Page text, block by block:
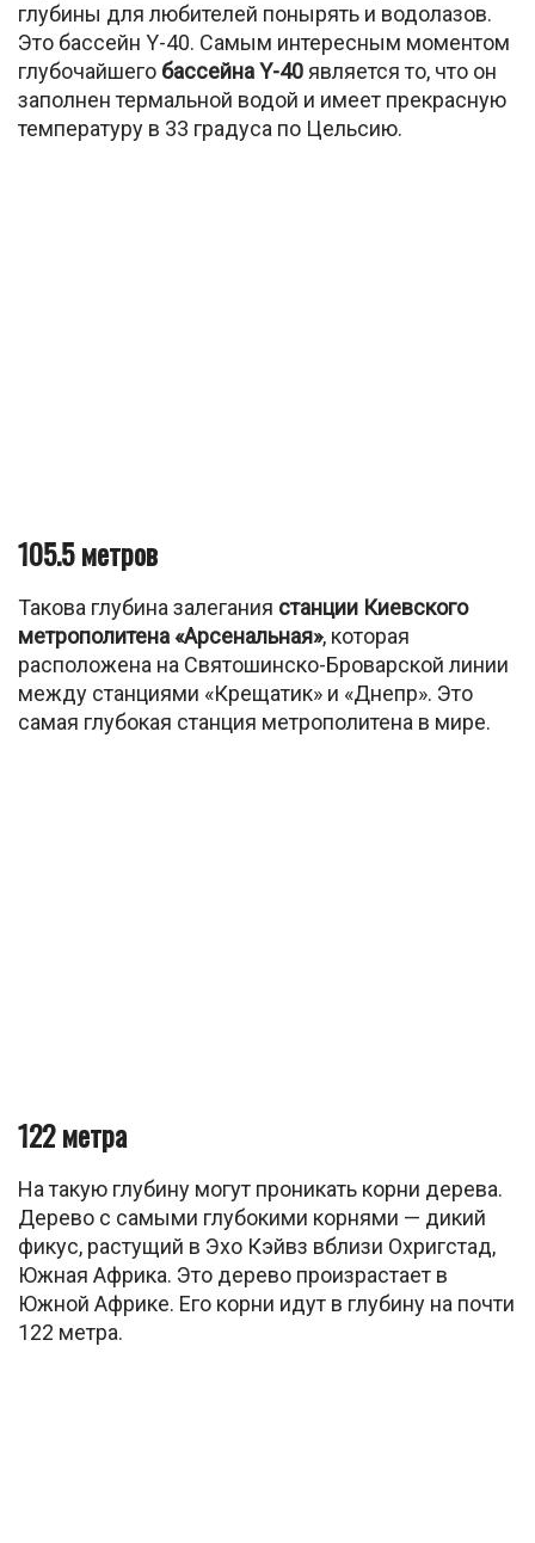
глубины для любителей понырять и водолазов.
Это бассейн Y-40. Самым интересным моментом
глубочайшего бассейна Y-40является то, что он
заполнен термальной водой и имеет прекрасную
температуру в 33 градуса по Цельсию.
105.5 метров
Такова глубина залегания станции Киевского
метрополитена «Арсенальная», которая
расположена на Святошинско-Броварской линии
между станциями «Крещатик» и «Днепр». Это
самая глубокая станция метрополитена в мире.
122 метра
На такую глубину могут проникать корни дерева.
Дерево с самыми глубокими корнями — дикий
фикус, растущий в Эхо Кэйвз вблизи Охригстад,
Южная Африка. Это дерево произрастает в
Южной Африке. Его корни идут в глубину на почти
122 метра.